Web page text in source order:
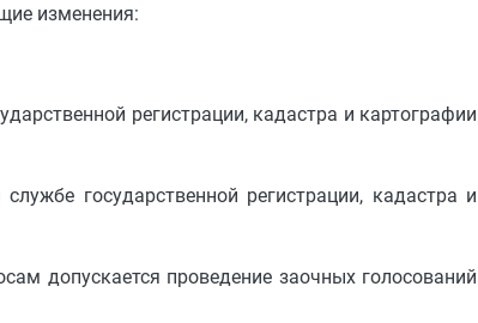
изменения:
регистрации, кадастра и картографии
государственной регистрации, кадастра и
допускается проведение заочных голосований